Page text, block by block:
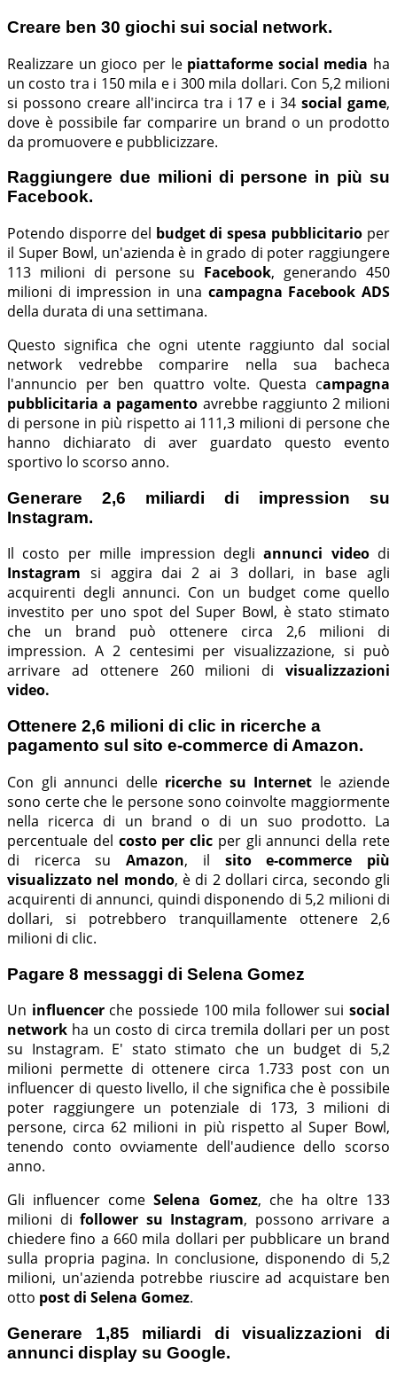
Creare ben 30 giochi sui social network.
Realizzare un gioco per le piattaforme social media ha
un costo tra i 150 mila e i 300 mila dollari. Con 5,2 milioni
si possono creare all'incirca tra i 17 e i 34social game,
dove è possibile far comparire un brand o un prodotto
da promuovere e pubblicizzare.
Raggiungere due milioni di persone in più su
Facebook.
Potendo disporre del budget di spesa pubblicitario per
il Super Bowl, un'azienda è in grado di poter raggiungere
113 milioni di persone su Facebook, generando 450
milioni di impression in una campagna Facebook ADS
della durata di una settimana.
Questo significa che ogni utente raggiunto dal social
network vedrebbe comparire nella sua bacheca
l'annuncio per ben quattro volte. Questa campagna
pubblicitaria a pagamento avrebbe raggiunto 2 milioni
di persone in più rispetto ai 111,3 milioni di persone che
hanno dichiarato di aver guardato questo evento
sportivo lo scorso anno.
Generare 2,6 miliardi di impression su
Instagram.
Il costo per mille impression degliannunci videodi
Instagram si aggira dai 2 ai 3 dollari, in base agli
acquirenti degli annunci. Con un budget come quello
investito per uno spot del Super Bowl, è stato stimato
che un brand può ottenere circa 2,6 milioni di
impression. A 2 centesimi per visualizzazione, si può
arrivare ad ottenere 260 milioni di visualizzazioni
video.
Ottenere 2,6 milioni di clic in ricerche a
pagamento sul sito e-commerce di Amazon.
Con gli annunci delle ricerche su Internet le aziende
sono certe che le persone sono coinvolte maggiormente
nella ricerca di un brand o di un suo prodotto. La
percentuale del costo per clic per gli annunci della rete
di ricerca suAmazon, il sito e-commerce più
visualizzato nel mondo, è di 2 dollari circa, secondo gli
acquirenti di annunci, quindi disponendo di 5,2 milioni di
dollari, si potrebbero tranquillamente ottenere 2,6
milioni di clic.
Pagare 8 messaggi di Selena Gomez
Un influencerche possiede 100 mila follower sui social
network ha un costo di circa tremila dollari per un post
su Instagram. E' stato stimato che un budget di 5,2
milioni permette di ottenere circa 1.733 post con un
influencer di questo livello, il che significa che è possibile
poter raggiungere un potenziale di 173, 3 milioni di
persone, circa 62 milioni in più rispetto al Super Bowl,
tenendo conto ovviamente dell'audience dello scorso
anno.
Gli influencer comeSelena Gomez, che ha oltre 133
milioni difollower su Instagram, possono arrivare a
chiedere fino a 660 mila dollari per pubblicare un brand
sulla propria pagina. In conclusione, disponendo di 5,2
milioni, un'azienda potrebbe riuscire ad acquistare ben
otto post di Selena Gomez.
Generare 1,85 miliardi di visualizzazioni di
annunci display su Google.